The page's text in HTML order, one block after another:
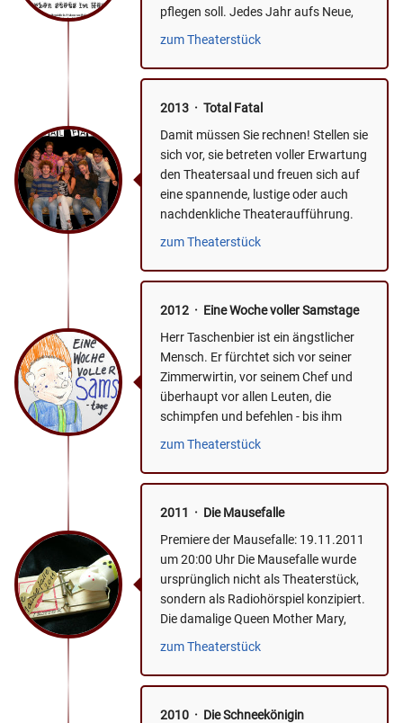
pflegen soll. Jedes Jahr aufs Neue,
denn im Herbst...
zum Theaterstück
2013 · Total Fatal
Damit müssen Sie rechnen! Stellen sie
sich vor, sie betreten voller Erwartung
den Theatersaal und freuen sich auf
eine spannende, lustige oder auch
nachdenkliche Theateraufführung.
Das Licht...
zum Theaterstück
2012 · Eine Woche voller Samstage
Herr Taschenbier ist ein ängstlicher
Mensch. Er fürchtet sich vor seiner
Zimmerwirtin, vor seinem Chef und
überhaupt vor allen Leuten, die
schimpfen und befehlen - bis ihm
eines Samstags ein Sams...
zum Theaterstück
2011 · Die Mausefalle
Premiere der Mausefalle: 19.11.2011
um 20:00 Uhr Die Mausefalle wurde
ursprünglich nicht als Theaterstück,
sondern als Radiohörspiel konzipiert.
Die damalige Queen Mother Mary,
bekannt als Queen...
zum Theaterstück
2010 · Die Schneekönigin